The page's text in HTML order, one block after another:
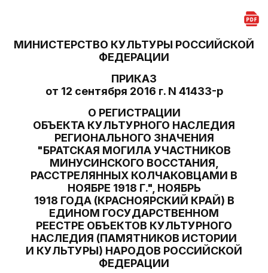
МИНИСТЕРСТВО КУЛЬТУРЫ РОССИЙСКОЙ
ФЕДЕРАЦИИ
ПРИКАЗ
от 12 сентября 2016 г. N 41433-р
О РЕГИСТРАЦИИ
ОБЪЕКТА КУЛЬТУРНОГО НАСЛЕДИЯ
РЕГИОНАЛЬНОГО ЗНАЧЕНИЯ
"БРАТСКАЯ МОГИЛА УЧАСТНИКОВ
МИНУСИНСКОГО ВОССТАНИЯ,
РАССТРЕЛЯННЫХ КОЛЧАКОВЦАМИ В
НОЯБРЕ 1918 Г.", НОЯБРЬ
1918 ГОДА (КРАСНОЯРСКИЙ КРАЙ) В
ЕДИНОМ ГОСУДАРСТВЕННОМ
РЕЕСТРЕ ОБЪЕКТОВ КУЛЬТУРНОГО
НАСЛЕДИЯ (ПАМЯТНИКОВ ИСТОРИИ
И КУЛЬТУРЫ) НАРОДОВ РОССИЙСКОЙ
ФЕДЕРАЦИИ